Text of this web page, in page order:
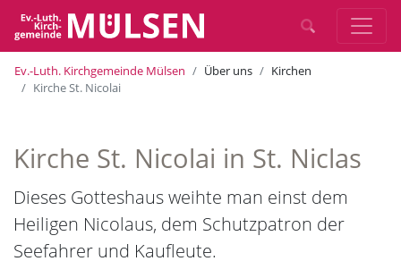
Ev.-Luth. Kirchgemeinde Mülsen Über uns
Kirchen
Kirche St. Nicolai
Kirche St. Nicolai in St. Niclas
Dieses Gotteshaus weihte man einst dem
Heiligen Nicolaus, dem Schutzpatron der
Seefahrer und Kaufleute.